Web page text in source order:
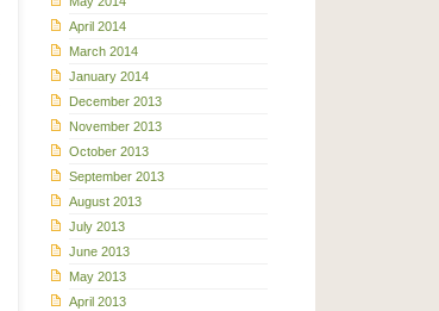
April 2014
March 2014
January 2014
December 2013
November 2013
October 2013
September 2013
August 2013
July 2013
June 2013
May 2013
April 2013